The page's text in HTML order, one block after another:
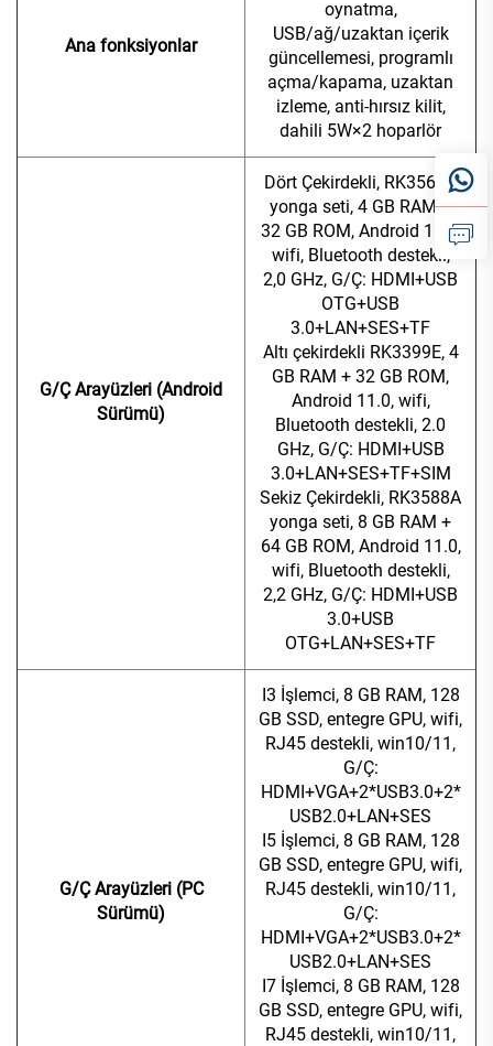
Ana fonksiyonlar
oynatma,
USB/ağ/uzaktan içerik
güncellemesi, programlı
açma/kapama, uzaktan
izleme, anti-hırsız kilit,
dahili 5W×2 hoparlör
G/Ç Arayüzleri (Android
Sürümü)
Dört Çekirdekli, RK3568A
yonga seti, 4 GB RAM +
32 GB ROM, Android 11.0,
wifi, Bluetooth destekli,
2,0 GHz, G/Ç: HDMI+USB
OTG+USB
3.0+LAN+SES+TF
Altı çekirdekli RK3399E, 4
GB RAM + 32 GB ROM,
Android 11.0, wifi,
Bluetooth destekli, 2.0
GHz, G/Ç: HDMI+USB
3.0+LAN+SES+TF+SIM
Sekiz Çekirdekli, RK3588A
yonga seti, 8 GB RAM +
64 GB ROM, Android 11.0,
wifi, Bluetooth destekli,
2,2 GHz, G/Ç: HDMI+USB
3.0+USB
OTG+LAN+SES+TF
G/Ç Arayüzleri (PC
Sürümü)
I3 İşlemci, 8 GB RAM, 128
GB SSD, entegre GPU, wifi,
RJ45 destekli, win10/11,
G/Ç:
HDMI+VGA+2*USB3.0+2*
USB2.0+LAN+SES
I5 İşlemci, 8 GB RAM, 128
GB SSD, entegre GPU, wifi,
RJ45 destekli, win10/11,
G/Ç:
HDMI+VGA+2*USB3.0+2*
USB2.0+LAN+SES
I7 İşlemci, 8 GB RAM, 128
GB SSD, entegre GPU, wifi,
RJ45 destekli, win10/11,